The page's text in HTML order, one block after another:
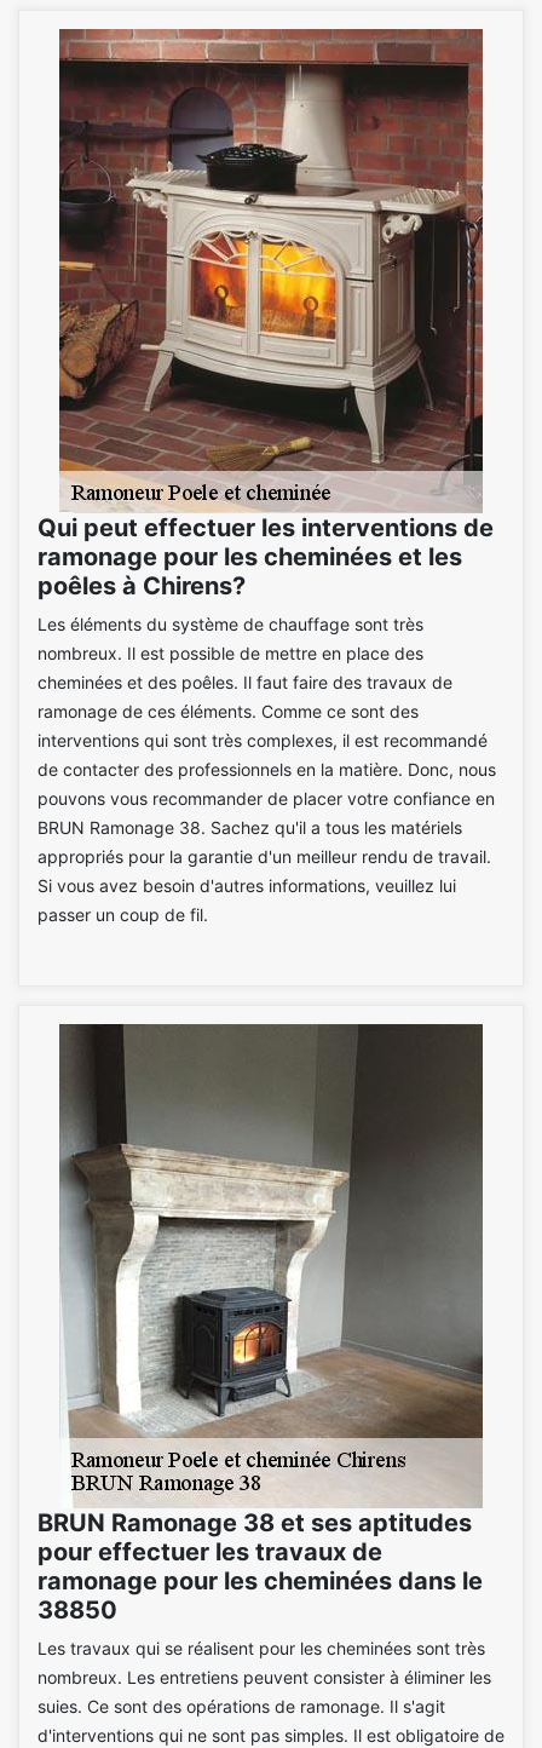
Qui peut effectuer les interventions de
ramonage pour les cheminées et les
poêles à Chirens?
Les éléments du système de chauffage sont très
nombreux. Il est possible de mettre en place des
cheminées et des poêles. Il faut faire des travaux de
ramonage de ces éléments. Comme ce sont des
interventions qui sont très complexes, il est recommandé
de contacter des professionnels en la matière. Donc, nous
pouvons vous recommander de placer votre confiance en
BRUN Ramonage 38. Sachez qu'il a tous les matériels
appropriés pour la garantie d'un meilleur rendu de travail.
Si vous avez besoin d'autres informations, veuillez lui
passer un coup de fil.
BRUN Ramonage 38 et ses aptitudes
pour effectuer les travaux de
ramonage pour les cheminées dans le
38850
Les travaux qui se réalisent pour les cheminées sont très
nombreux. Les entretiens peuvent consister à éliminer les
suies. Ce sont des opérations de ramonage. Il s'agit
d'interventions qui ne sont pas simples. Il est obligatoire de